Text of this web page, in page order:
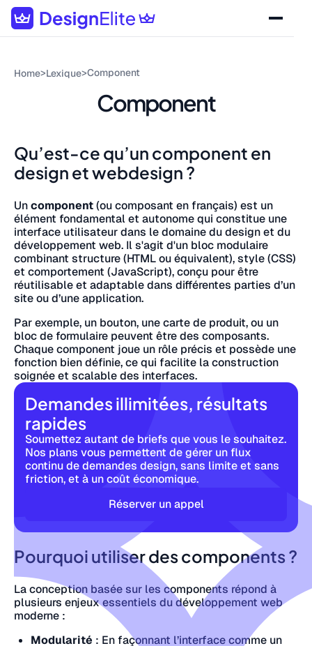
Home>Lexique>Component
Component
Qu’est-ce qu’un component en
design et webdesign ?
Uncomponent(ou composant en français) est un
élément fondamental et autonome qui constitue une
interface utilisateur dans le domaine du design et du
développement web. Il s'agit d'un bloc modulaire
combinant structure (HTML ou équivalent), style (CSS)
et comportement (JavaScript), conçu pour être
réutilisable et adaptable dans différentes parties d’un
site ou d’une application.
Par exemple, un bouton, une carte de produit, ou un
bloc de formulaire peuvent être des composants.
Chaque component joue un rôle précis et possède une
fonction bien définie, ce qui facilite la construction
soignée et scalable des interfaces.
Demandes illimitées, résultats
rapides
Soumettez autant de briefs que vous le souhaitez.
Nos plans vous permettent de gérer un flux
continu de demandes design, sans limite et sans
friction, et à un coût économique.
Réserver un appel
Pourquoi utiliser des components ?
La conception basée sur les components répond à
plusieurs enjeux essentiels du développement web
moderne :
Modularité : En façonnant l’interface comme un